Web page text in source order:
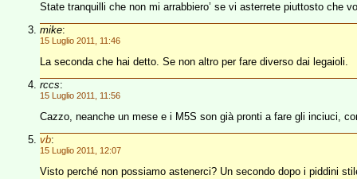
State tranquilli che non mi arrabbiero’ se vi asterrete piuttosto che
mike:
15 Luglio 2011, 11:46
La seconda che hai detto. Se non altro per fare diverso dai legaioli.
rccs:
15 Luglio 2011, 11:56
Cazzo, neanche un mese e i M5S son già pronti a fare gli inciuci,
vb:
15 Luglio 2011, 12:07
Visto perché non possiamo astenerci? Un secondo dopo i piddini